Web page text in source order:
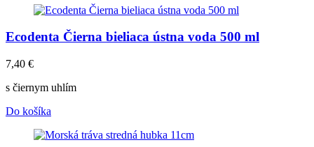
Ecodenta Čierna bieliaca ústna voda 500 ml
7,40 €
s čiernym uhlím
Do košíka